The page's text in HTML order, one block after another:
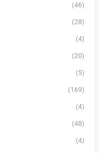
(46)
(28)
(4)
(20)
(5)
(169)
(4)
(48)
(4)